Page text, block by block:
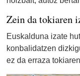
Zein da tokiaren
Euskalduna izate
konbalidatzen
ez da erraza